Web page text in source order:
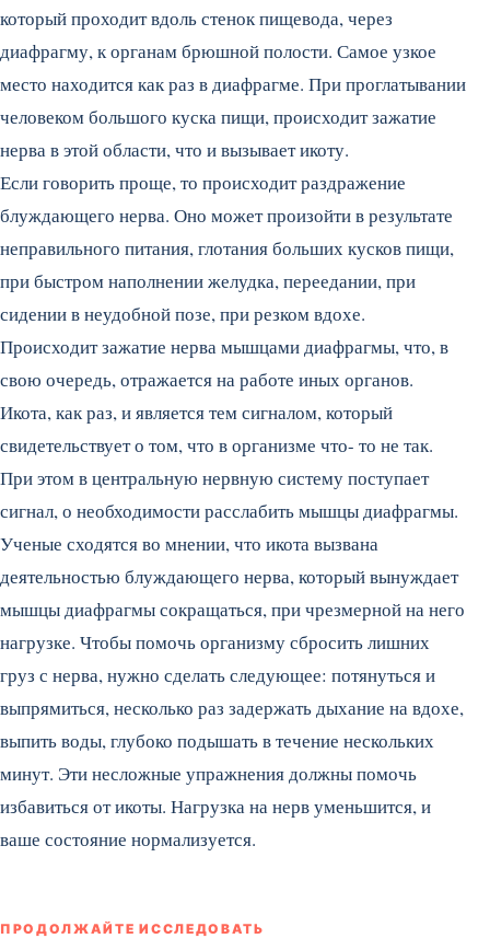
который проходит вдоль стенок пищевода, через
диафрагму, к органам брюшной полости. Самое узкое
место находится как раз в диафрагме. При проглатывании
человеком большого куска пищи, происходит зажатие
нерва в этой области, что и вызывает икоту.
Если говорить проще, то происходит раздражение
блуждающего нерва. Оно может произойти в результате
неправильного питания, глотания больших кусков пищи,
при быстром наполнении желудка, переедании, при
сидении в неудобной позе, при резком вдохе.
Происходит зажатие нерва мышцами диафрагмы, что, в
свою очередь, отражается на работе иных органов.
Икота, как раз, и является тем сигналом, который
свидетельствует о том, что в организме что- то не так.
При этом в центральную нервную систему поступает
сигнал, о необходимости расслабить мышцы диафрагмы.
Ученые сходятся во мнении, что икота вызвана
деятельностью блуждающего нерва, который вынуждает
мышцы диафрагмы сокращаться, при чрезмерной на него
нагрузке. Чтобы помочь организму сбросить лишних
груз с нерва, нужно сделать следующее: потянуться и
выпрямиться, несколько раз задержать дыхание на вдохе,
выпить воды, глубоко подышать в течение нескольких
минут. Эти несложные упражнения должны помочь
избавиться от икоты. Нагрузка на нерв уменьшится, и
ваше состояние нормализуется.
ПРОДОЛЖАЙТЕ ИССЛЕДОВАТЬ